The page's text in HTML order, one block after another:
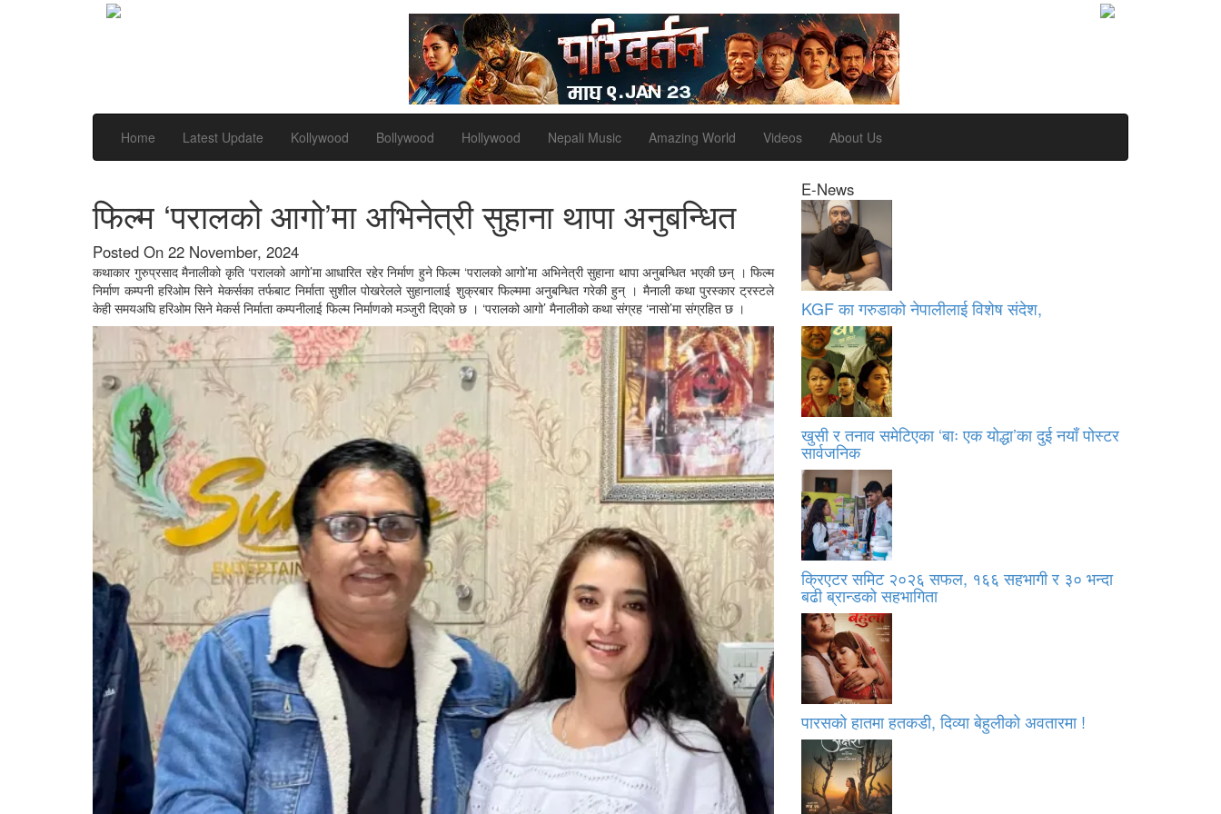
Home Latest Update Kollywood Bollywood Hollywood Nepali Music Amazing World Videos About Us
फिल्म ‘परालको आगो’मा अभिनेत्री सुहाना थापा अनुबन्धित
Posted On 22 November, 2024
कथाकार गुरुप्रसाद मैनालीको कृति ‘परालको आगो’मा आधारित रहेर निर्माण हुने फिल्म ‘परालको आगो’मा अभिनेत्री सुहाना थापा अनुबन्धित भएकी छन् । फिल्म
निर्माण कम्पनी हरिओम सिने मेकर्सका तर्फबाट निर्माता सुशील पोखरेलले सुहानालाई शुक्रबार फिल्ममा अनुबन्धित गरेकी हुन् । मैनाली कथा पुरस्कार ट्रस्टले
केही समयअघि हरिओम सिने मेकर्स निर्माता कम्पनीलाई फिल्म निर्माणको मञ्जुरी दिएको छ । ‘परालको आगो’ मैनालीको कथा संग्रह ‘नासो’मा संग्रहित छ ।
E-News
KGF का गरुडाको नेपालीलाई विशेष संदेश,
खुसी र तनाव समेटिएका ‘बाः एक योद्धा’का दुई नयाँ पोस्टर
सार्वजनिक
क्रिएटर समिट २०२६ सफल, १६६ सहभागी र ३० भन्दा
बढी ब्रान्डको सहभागिता
पारसको हातमा हतकडी, दिव्या बेहुलीको अवतारमा !